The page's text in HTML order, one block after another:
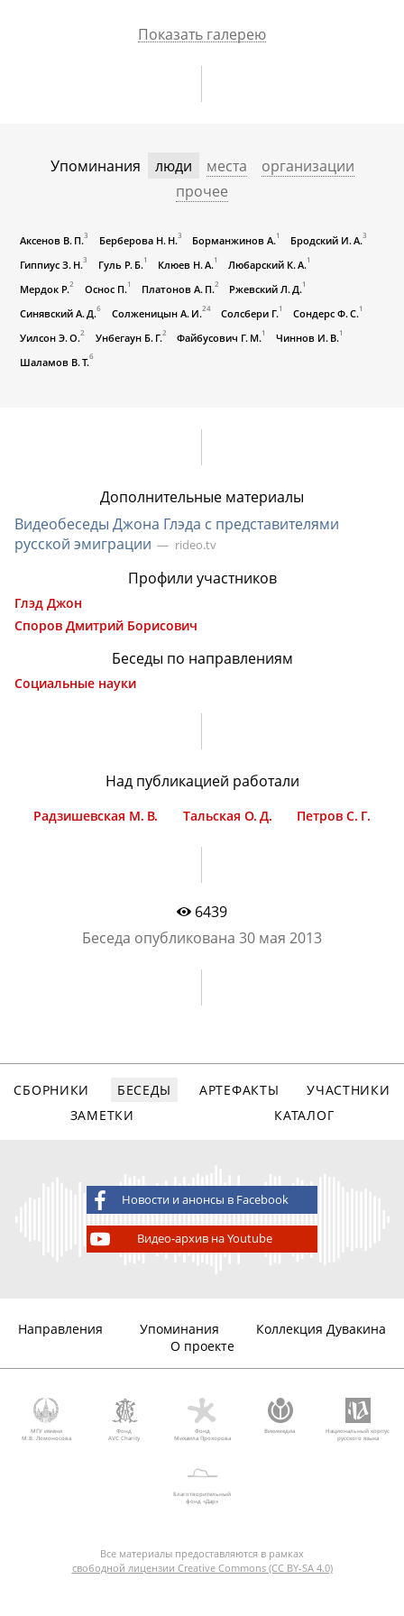
Показать галерею
Упоминания люди места
организации
прочее
Аксенов В. П.3 Берберова Н. Н.3 Борманжинов А. 1 Бродский И. А.3
Гиппиус З. Н.3 Гуль Р. Б. 1 Клюев Н. А. 1 Любарский К. А. 1
Мердок Р.2 Оснос П. 1 Платонов А. П. 2 Ржевский Л. Д. 1
Синявский А. Д.6 Солженицын А. И. 24 Солсбери Г. 1 Сондерс Ф. С. 1
Уилсон Э. О.2 Унбегаун Б. Г. 2 Файбусович Г. М. 1 Чиннов И. В. 1
Шаламов В. Т.6
Дополнительные материалы
Видеобеседы Джона Глэда с представителями
русской эмиграции
rideo.tv
Профили участников
Глэд Джон
Споров Дмитрий Борисович
Беседы по направлениям
Социальные науки
Над публикацией работали
Радзишевская М. В. Тальская О. Д. Петров С. Г.
6439
Беседа опубликована 30 мая 2013
СБОРНИКИ БЕСЕДЫ АРТЕФАКТЫ
УЧАСТНИКИ
ЗАМЕТКИ
КАТАЛОГ
Новости и анонсы в Facebook
Видео-архив на Youtube
Направления Упоминания
Коллекция Дувакина
О проекте
МГУ имени
М.В. Ломоносова
Фонд
AVC Charity
Фонд
Михаила Прохорова
Викимедиа
Национальный корпус
русского языка
Благотворительный
фонд «Дар»
Все материалы предоставляются в рамках
свободной лицензии Creative Commons (CC BY-SA 4.0)